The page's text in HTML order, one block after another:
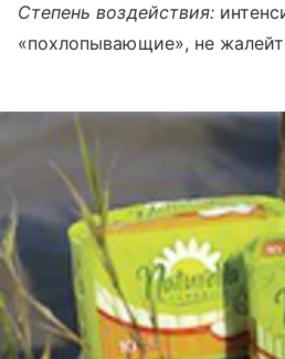
Степень воздействия:
«похлопывающие», не